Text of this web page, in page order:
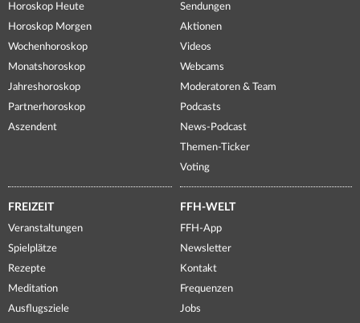
Horoskop Heute
Horoskop Morgen
Wochenhoroskop
Monatshoroskop
Jahreshoroskop
Partnerhoroskop
Aszendent
Sendungen
Aktionen
Videos
Webcams
Moderatoren & Team
Podcasts
News-Podcast
Themen-Ticker
Voting
FREIZEIT
Veranstaltungen
Spielplätze
Rezepte
Meditation
Ausflugsziele
FFH-WELT
FFH-App
Newsletter
Kontakt
Frequenzen
Jobs